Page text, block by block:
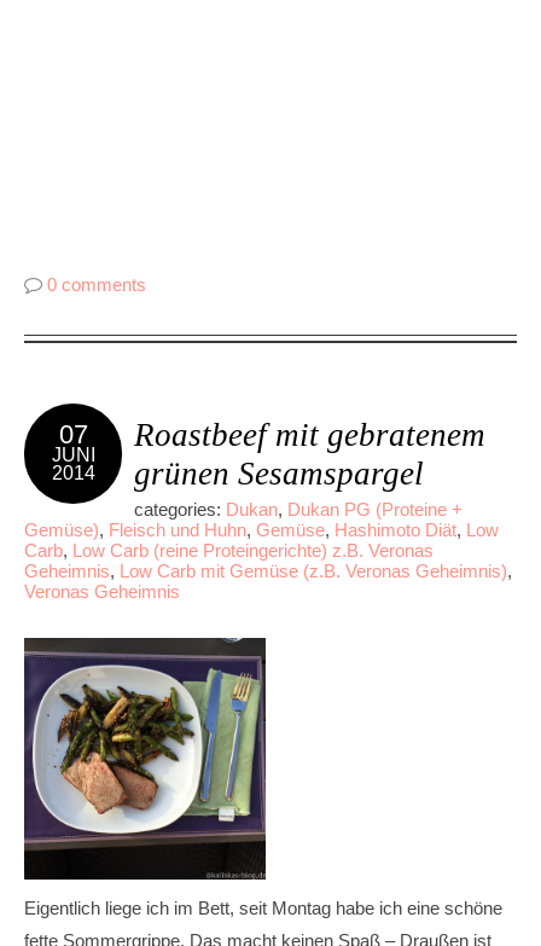
0 comments
07
JUNI
2014
Roastbeef mit gebratenem
grünen Sesamspargel
categories: Dukan, Dukan PG (Proteine +
Gemüse), Fleisch und Huhn, Gemüse, Hashimoto Diät, Low
Carb, Low Carb (reine Proteingerichte) z.B. Veronas
Geheimnis, Low Carb mit Gemüse (z.B. Veronas Geheimnis),
Veronas Geheimnis
Eigentlich liege ich im Bett, seit Montag habe ich eine schöne
fette Sommergrippe. Das macht keinen Spaß – Draußen ist